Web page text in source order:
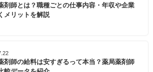
剤師とは？職種ごとの仕事内容・年収や企業
メリットを解説
剤師の給料は安すぎるって本当？薬局薬剤師